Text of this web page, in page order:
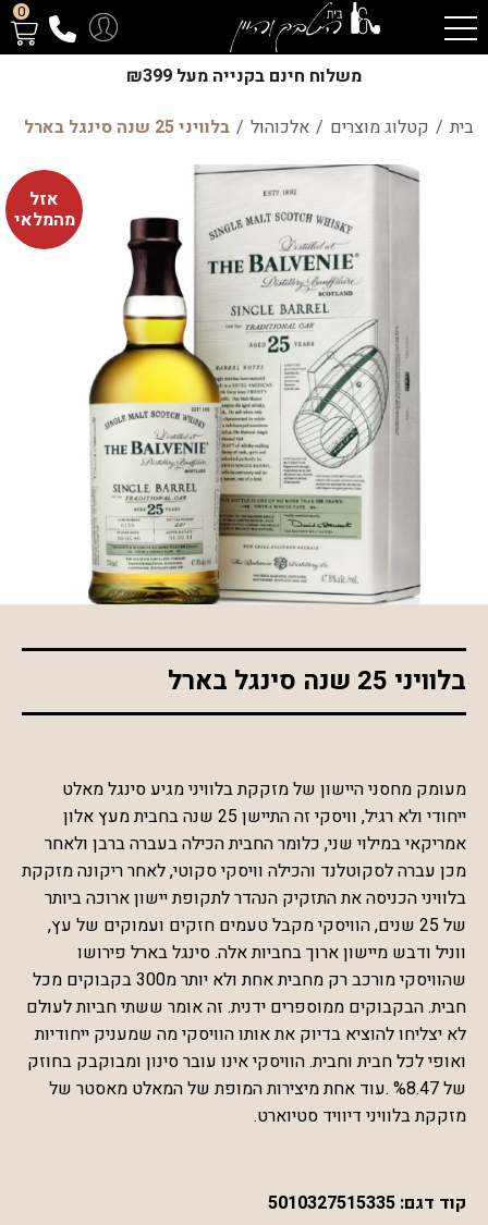
0
משלוח חינם בקנייה מעל ₪399
בית / קטלוג מוצרים / אלכוהול / בלוויני 25 שנה סינגל בארל
אזל
מהמלאי
בלוויני 25 שנה סינגל בארל
מעומק מחסני היישון של מזקקת בלוויני מגיע סינגל מאלט
ייחודי ולא רגיל, וויסקי זה התיישן 25 שנה בחבית מעץ אלון
אמריקאי במילוי שני, כלומר החבית הכילה בעברה ברבן ולאחר
מכן עברה לסקוטלנד והכילה וויסקי סקוטי, לאחר ריקונה מזקקת
בלוויני הכניסה את התזקיק הנהדר לתקופת יישון ארוכה ביותר
של 25 שנים, הוויסקי מקבל טעמים חזקים ועמוקים של עץ,
ווניל ודבש מיישון ארוך בחביות אלה. סינגל בארל פירושו
שהוויסקי מורכב רק מחבית אחת ולא יותר מ300 בקבוקים מכל
חבית. הבקבוקים ממוספרים ידנית. זה אומר ששתי חביות לעולם
לא יצליחו להוציא בדיוק את אותו הוויסקי מה שמעניק ייחודיות
ואופי לכל חבית וחבית. הוויסקי אינו עובר סינון ומבוקבק בחוזק
של %8.47 .עוד אחת מיצירות המופת של המאלט מאסטר של
מזקקת בלוויני דיוויד סטיוארט.
קוד דגם: 5010327515335